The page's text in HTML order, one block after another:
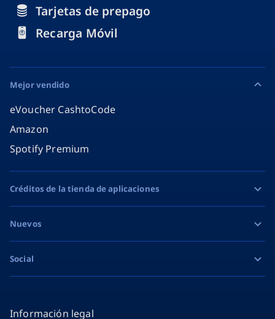
Tarjetas de prepago
Recarga Móvil
Mejor vendido
eVoucher CashtoCode
Amazon
Spotify Premium
Créditos de la tienda de aplicaciones
Nuevos
Social
Instagram
Información legal